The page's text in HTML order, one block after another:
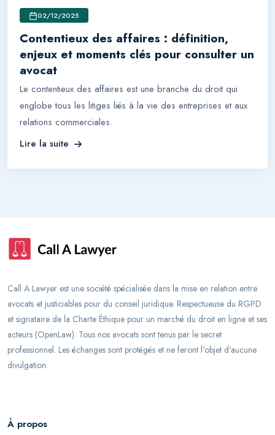
02/12/2025
Contentieux des affaires : définition,
enjeux et moments clés pour consulter un
avocat
Le contentieux des affaires est une branche du droit qui
englobe tous les litiges liés à la vie des entreprises et aux
relations commerciales.
Lire la suite
Call A Lawyer est une société spécialisée dans la mise en relation entre
avocats et justiciables pour du conseil juridique. Respectueuse du RGPD
et signataire de la Charte Éthique pour un marché du droit en ligne et ses
acteurs (OpenLaw). Tous nos avocats sont tenus par le secret
professionnel. Les échanges sont protégés et ne feront l'objet d'aucune
divulgation.
À propos